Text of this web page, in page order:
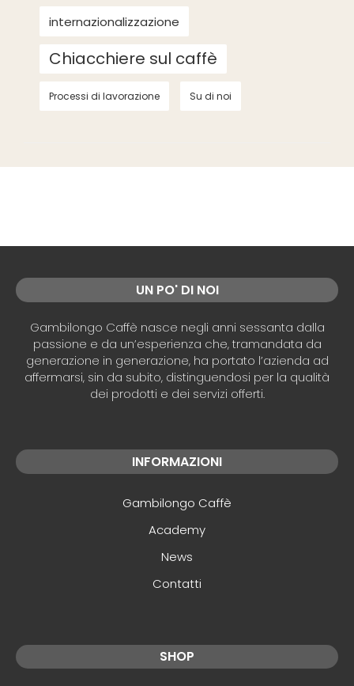
internazionalizzazione
Chiacchiere sul caffè
Processi di lavorazione Su di noi
UN PO' DI NOI
Gambilongo Caffè nasce negli anni sessanta dalla
passione e da un’esperienza che, tramandata da
generazione in generazione, ha portato l’azienda ad
affermarsi, sin da subito, distinguendosi per la qualità
dei prodotti e dei servizi offerti.
INFORMAZIONI
Gambilongo Caffè
Academy
News
Contatti
SHOP